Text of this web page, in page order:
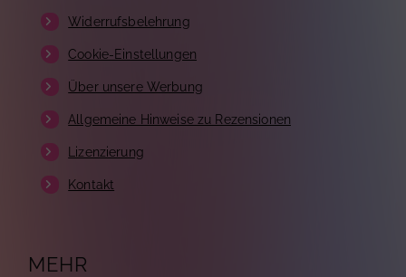
Widerrufsbelehrung
Cookie-Einstellungen
Über unsere Werbung
Allgemeine Hinweise zu Rezensionen
Lizenzierung
Kontakt
MEHR